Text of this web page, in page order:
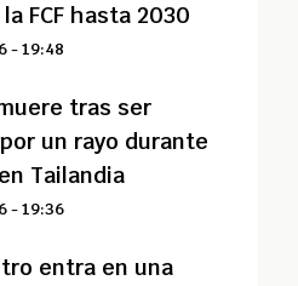
FCF hasta 2030
- 19:48
tras ser
un rayo durante
Tailandia
- 19:36
entra en una